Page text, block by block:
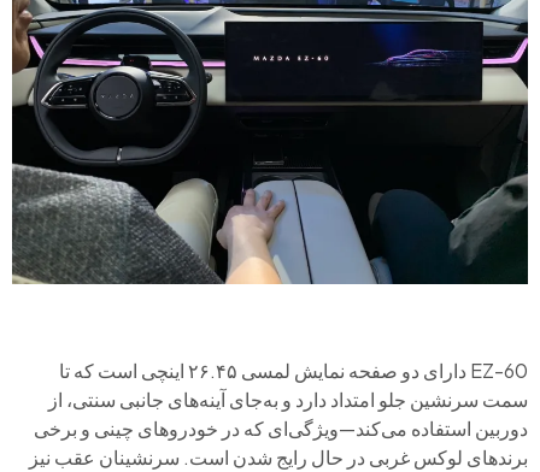
EZ-60 دارای دو صفحه نمایش لمسی ۲۶.۴۵ اینچی است که تا
سمت سرنشین جلو امتداد دارد و به‌جای آینه‌های جانبی سنتی، از
دوربین استفاده می‌کند—ویژگی‌ای که در خودروهای چینی و برخی
برندهای لوکس غربی در حال رایج شدن است. سرنشینان عقب نیز